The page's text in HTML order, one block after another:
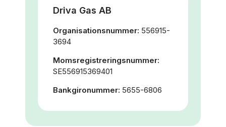
Driva Gas AB
Organisationsnummer: 556915-
3694
Momsregistreringsnummer:
SE556915369401
Bankgironummer: 5655-6806